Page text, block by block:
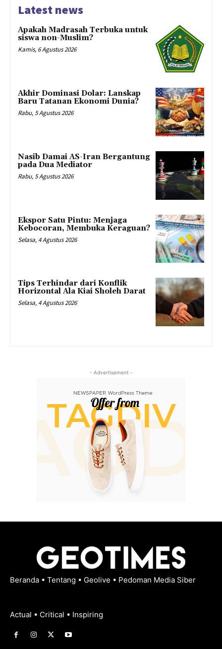
Latest news
Apakah Madrasah Terbuka untuk
siswa non-Muslim?
Kamis, 6 Agustus 2026
Akhir Dominasi Dolar: Lanskap
Baru Tatanan Ekonomi Dunia?
Rabu, 5 Agustus 2026
Nasib Damai AS-Iran Bergantung
pada Dua Mediator
Rabu, 5 Agustus 2026
Ekspor Satu Pintu: Menjaga
Kebocoran, Membuka Keraguan?
Selasa, 4 Agustus 2026
Tips Terhindar dari Konflik
Horizontal Ala Kiai Sholeh Darat
Selasa, 4 Agustus 2026
- Advertisement -
Beranda • Tentang • Geolive • Pedoman Media Siber
Actual • Critical • Inspiring